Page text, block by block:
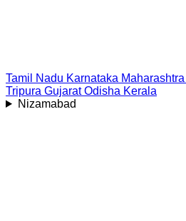
Tamil Nadu Karnataka Maharashtra
Tripura Gujarat Odisha Kerala
Nizamabad